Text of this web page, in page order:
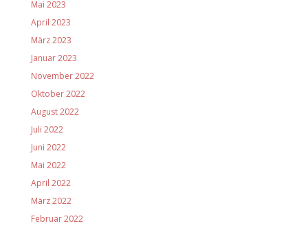
Mai 2023
April 2023
März 2023
Januar 2023
November 2022
Oktober 2022
August 2022
Juli 2022
Juni 2022
Mai 2022
April 2022
März 2022
Februar 2022